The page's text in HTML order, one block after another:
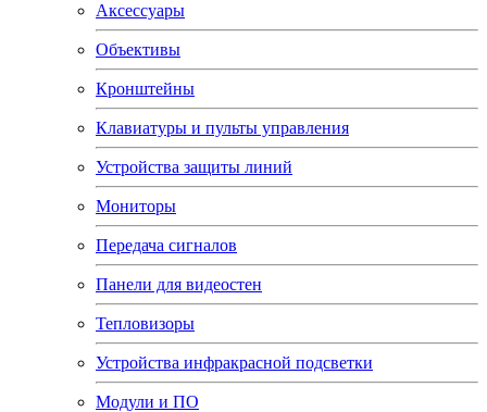
Аксессуары
Объективы
Кронштейны
Клавиатуры и пульты управления
Устройства защиты линий
Мониторы
Передача сигналов
Панели для видеостен
Тепловизоры
Устройства инфракрасной подсветки
Модули и ПО